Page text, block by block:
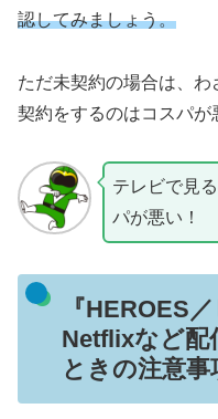
認してみましょう。
ただ未契約の場合は、
契約をするのはコスパが
テレビで見
パが悪い！
『HEROES
Netflixなど配
ときの注意事